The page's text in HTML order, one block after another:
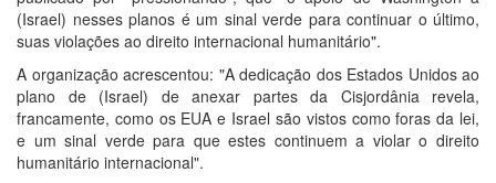
(Israel) nesses planos é um sinal verde para continuar o último,
suas violações ao direito internacional humanitário".
A organização acrescentou: "A dedicação dos Estados Unidos ao
plano de (Israel) de anexar partes da Cisjordânia revela,
francamente, como os EUA e Israel são vistos como foras da lei,
e um sinal verde para que estes continuem a violar o direito
humanitário internacional".